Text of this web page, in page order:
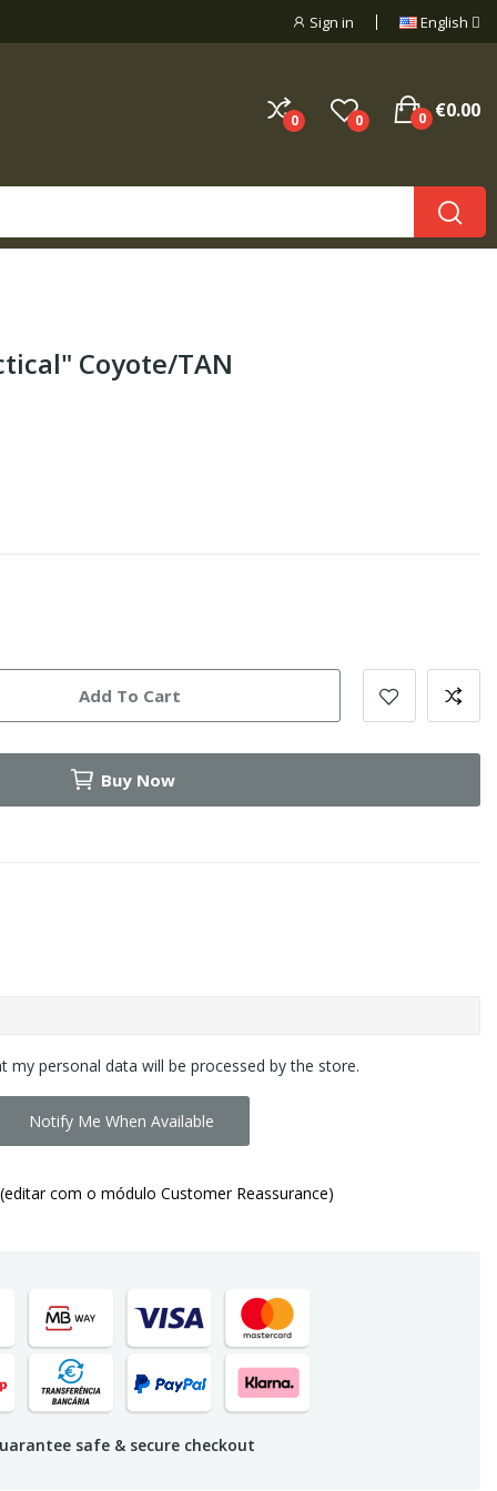
Sign in English
0 0 €0.00
0
Coyote/TAN
Add To Cart
Buy Now
my personal data will be processed by the store.
Notify Me When Available
(editar com o módulo Customer Reassurance)
safe & secure checkout